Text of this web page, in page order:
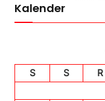
Kalender
S
S R